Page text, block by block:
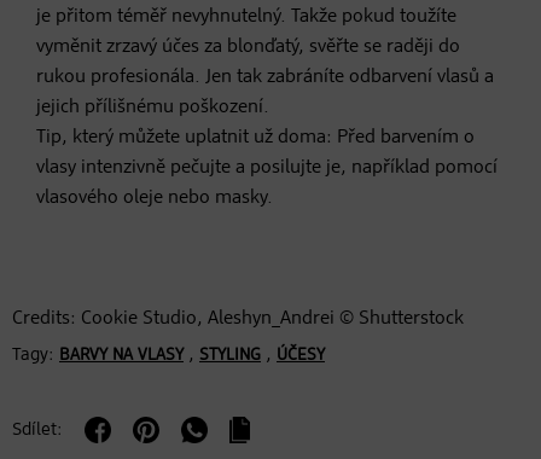
je přitom téměř nevyhnutelný. Takže pokud toužíte
vyměnit zrzavý účes za blonďatý, svěřte se raději do
rukou profesionála. Jen tak zabráníte odbarvení vlasů a
jejich přílišnému poškození.
Tip, který můžete uplatnit už doma: Před barvením o
vlasy intenzivně pečujte a posilujte je, například pomocí
vlasového oleje nebo masky.
Credits: Cookie Studio, Aleshyn_Andrei © Shutterstock
Tagy: BARVY NA VLASY, STYLING , ÚČESY
Sdílet: